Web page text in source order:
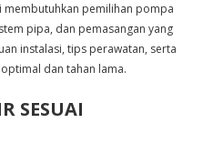
membutuhkan pemilihan pompa
pipa, dan pemasangan yang
instalasi, tips perawatan, serta
dan tahan lama.
SESUAI